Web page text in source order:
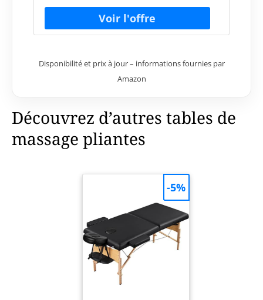
Disponibilité et prix à jour – informations fournies par
Amazon
Découvrez d’autres tables de
massage pliantes
-5%